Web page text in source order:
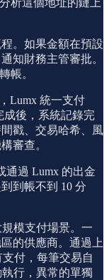
。如果金額在預設
知財務主管審批。
帳。
Lumx 統一支付
成後，系統記錄完
戳、交易哈希、風
審查。
通過 Lumx 的出金
到帳不到 10 分
模支付場景。一
的供應商。通過上
付，每筆交易自
行，異常的單獨